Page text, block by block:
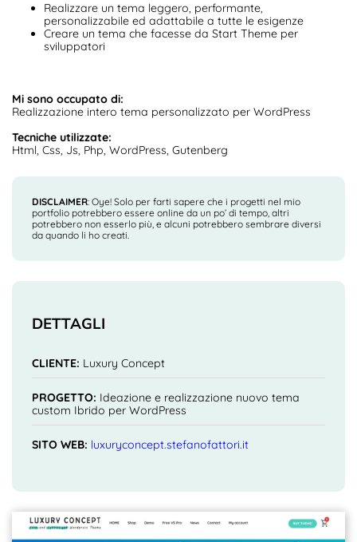
Realizzare un tema leggero, performante,
personalizzabile ed adattabile a tutte le esigenze
Creare un tema che facesse da Start Theme per
sviluppatori
Mi sono occupato di:
Realizzazione intero tema personalizzato per WordPress
Tecniche utilizzate:
Html, Css, Js, Php, WordPress, Gutenberg
DISCLAIMER: Oye! Solo per farti sapere che i progetti nel mio
portfolio potrebbero essere online da un po’ di tempo, altri
potrebbero non esserlo più, e alcuni potrebbero sembrare diversi
da quando li ho creati.
DETTAGLI
CLIENTE: Luxury Concept
PROGETTO: Ideazione e realizzazione nuovo tema
custom Ibrido per WordPress
SITO WEB: luxuryconcept.stefanofattori.it